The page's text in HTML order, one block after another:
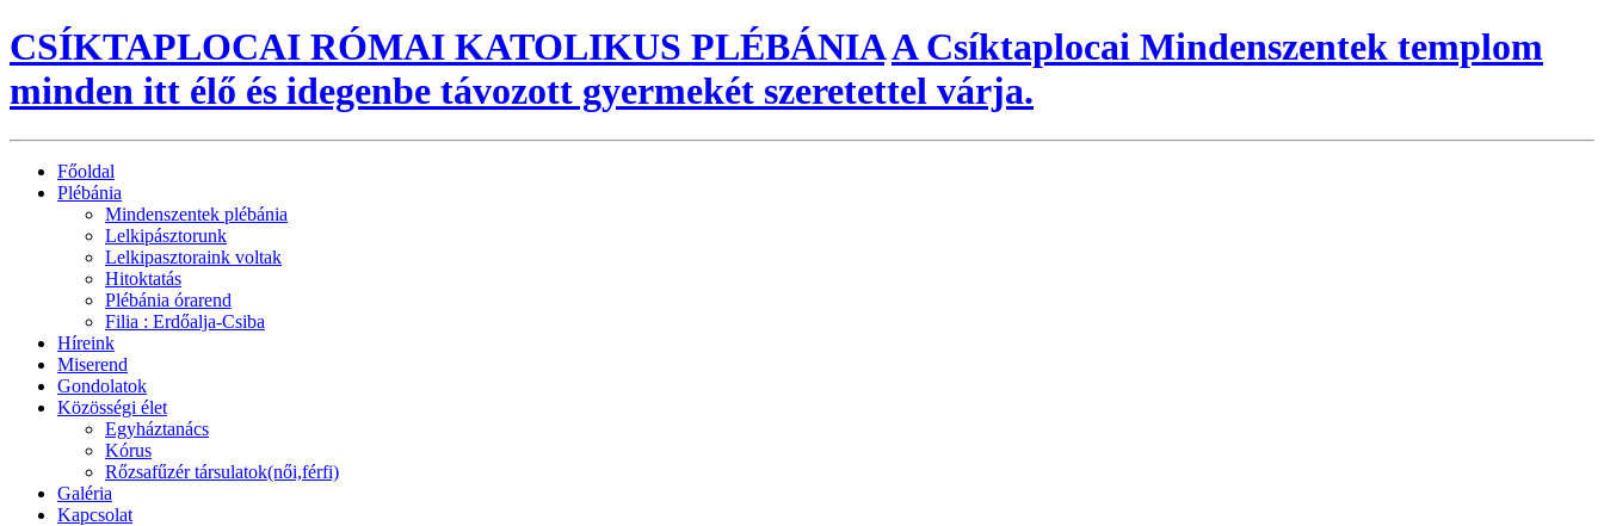
CSÍKTAPLOCAI RÓMAI KATOLIKUS PLÉBÁNIAA Csíktaplocai Mindenszentek templom
minden itt élő és idegenbe távozott gyermekét szeretettel várja.
Főoldal
Plébánia
Mindenszentek plébánia
Lelkipásztorunk
Lelkipasztoraink voltak
Hitoktatás
Plébánia órarend
Filia : Erdőalja-Csiba
Híreink
Miserend
Gondolatok
Közösségi élet
Egyháztanács
Kórus
Rőzsafűzér társulatok(női,férfi)
Galéria
Kapcsolat